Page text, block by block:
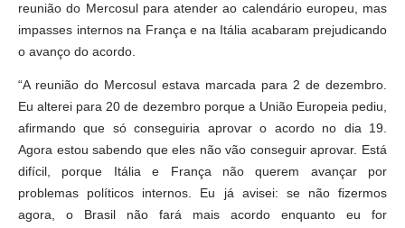
reunião do Mercosul para atender ao calendário europeu, mas
impasses internos na França e na Itália acabaram prejudicando
o avanço do acordo.
“A reunião do Mercosul estava marcada para 2 de dezembro.
Eu alterei para 20 de dezembro porque a União Europeia pediu,
afirmando que só conseguiria aprovar o acordo no dia 19.
Agora estou sabendo que eles não vão conseguir aprovar. Está
difícil, porque Itália e França não querem avançar por
problemas políticos internos. Eu já avisei: se não fizermos
agora, o Brasil não fará mais acordo enquanto eu for